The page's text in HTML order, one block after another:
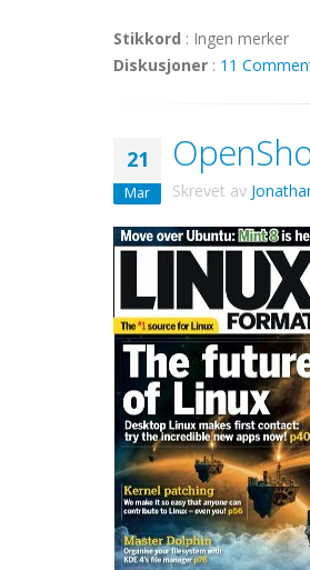
Stikkord : Ingen merker
Diskusjoner : 11
21
Mar Skrevet av